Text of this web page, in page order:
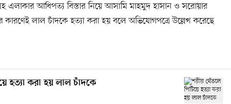
এলাকার আধিপত্য বিস্তার নিয়ে আসামি মাহমুদ হাসান ও সরোয়ার
কারণেই লাল চাঁদকে হত্যা করা হয় বলে অভিযোগপত্রে উল্লেখ করেছে
হত্যা করা হয় লাল চাঁদকে